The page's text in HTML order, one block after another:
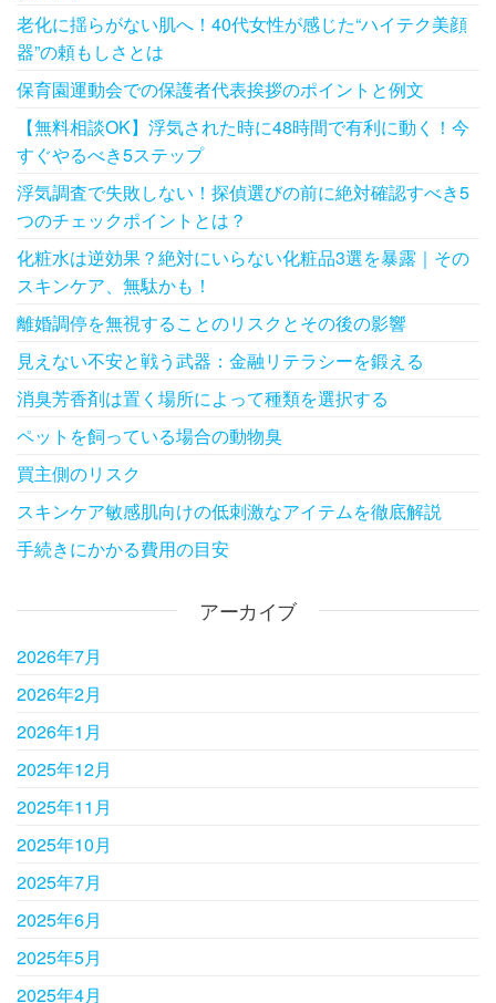
老化に揺らがない肌へ！40代女性が感じた“ハイテク美顔
器”の頼もしさとは
保育園運動会での保護者代表挨拶のポイントと例文
【無料相談OK】浮気された時に48時間で有利に動く！今
すぐやるべき5ステップ
浮気調査で失敗しない！探偵選びの前に絶対確認すべき5
つのチェックポイントとは？
化粧水は逆効果？絶対にいらない化粧品3選を暴露｜その
スキンケア、無駄かも！
離婚調停を無視することのリスクとその後の影響
見えない不安と戦う武器：金融リテラシーを鍛える
消臭芳香剤は置く場所によって種類を選択する
ペットを飼っている場合の動物臭
買主側のリスク
スキンケア敏感肌向けの低刺激なアイテムを徹底解説
手続きにかかる費用の目安
アーカイブ
2026年7月
2026年2月
2026年1月
2025年12月
2025年11月
2025年10月
2025年7月
2025年6月
2025年5月
2025年4月